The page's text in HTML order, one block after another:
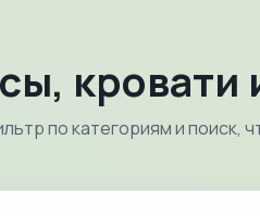
кровати
по категориям и поиск,